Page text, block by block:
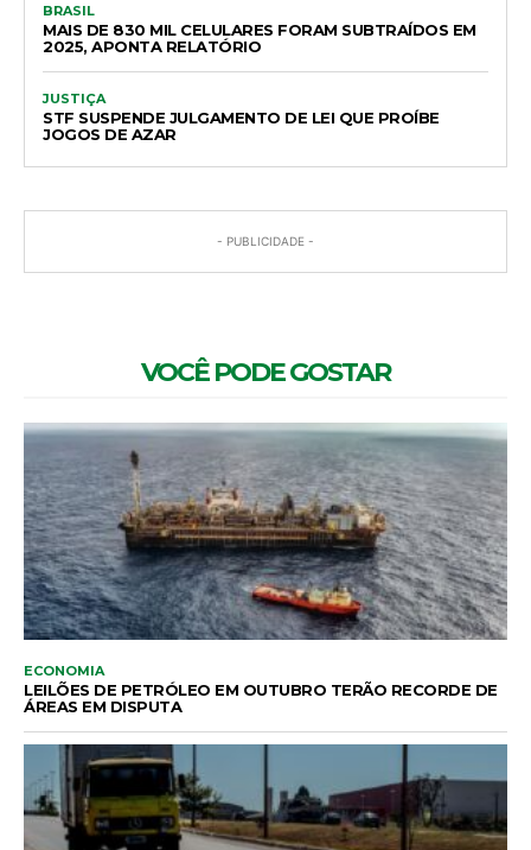
BRASIL
MAIS DE 830 MIL CELULARES FORAM SUBTRAÍDOS EM
2025, APONTA RELATÓRIO
JUSTIÇA
STF SUSPENDE JULGAMENTO DE LEI QUE PROÍBE
JOGOS DE AZAR
- PUBLICIDADE -
VOCÊ PODE GOSTAR
ECONOMIA
LEILÕES DE PETRÓLEO EM OUTUBRO TERÃO RECORDE DE
ÁREAS EM DISPUTA